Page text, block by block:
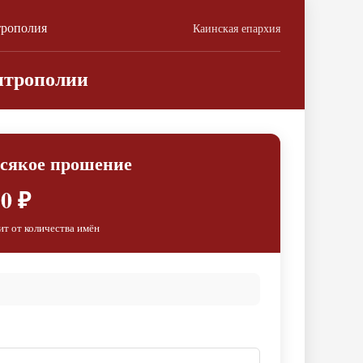
Каинская епархия
прошение
₽
от количества имён